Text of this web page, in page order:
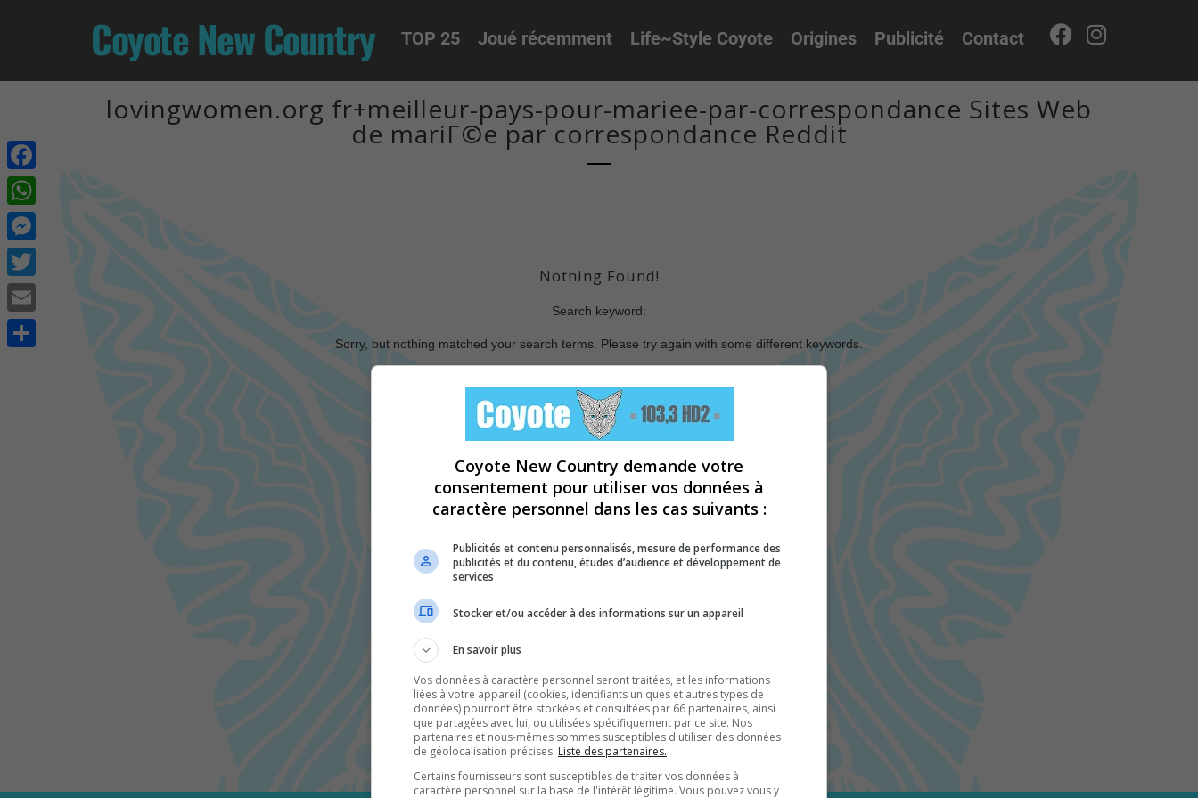
Coyote New Country TOP 25 Joué récemment Life~Style Coyote Origines Publicité Contact
lovingwomen.org fr+meilleur-pays-pour-mariee-par-correspondance Sites Web
de mariГ©e par correspondance Reddit
Nothing Found!
Search keyword:
Sorry, but nothing matched your search terms. Please try again with some different keywords.
Facebook
WhatsApp
Messenger
Twitter
Email
Coyote New Country demande votre
consentement pour utiliser vos données à
caractère personnel dans les cas suivants :
Publicités et contenu personnalisés, mesure de performance des
publicités et du contenu, études d’audience et développement de
services
Stocker et/ou accéder à des informations sur un appareil
En savoir plus
Vos données à caractère personnel seront traitées, et les informations
liées à votre appareil (cookies, identifiants uniques et autres types de
données) pourront être stockées et consultées par 66 partenaires, ainsi
que partagées avec lui, ou utilisées spécifiquement par ce site. Nos
partenaires et nous-mêmes sommes susceptibles d'utiliser des données
de géolocalisation précises. Liste des partenaires.
Certains fournisseurs sont susceptibles de traiter vos données à
caractère personnel sur la base de l'intérêt légitime. Vous pouvez vous y